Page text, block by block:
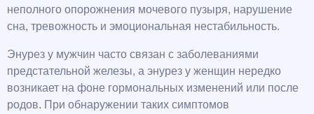
неполного опорожнения мочевого пузыря, нарушение
сна, тревожность и эмоциональная нестабильность.
Энурез у мужчин часто связан с заболеваниями
предстательной железы, а энурез у женщин нередко
возникает на фоне гормональных изменений или после
родов. При обнаружении таких симптомов